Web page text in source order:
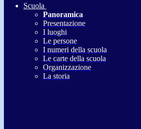
Scuola
Panoramica
Presentazione
I luoghi
Le persone
I numeri della scuola
Le carte della scuola
Organizzazione
La storia